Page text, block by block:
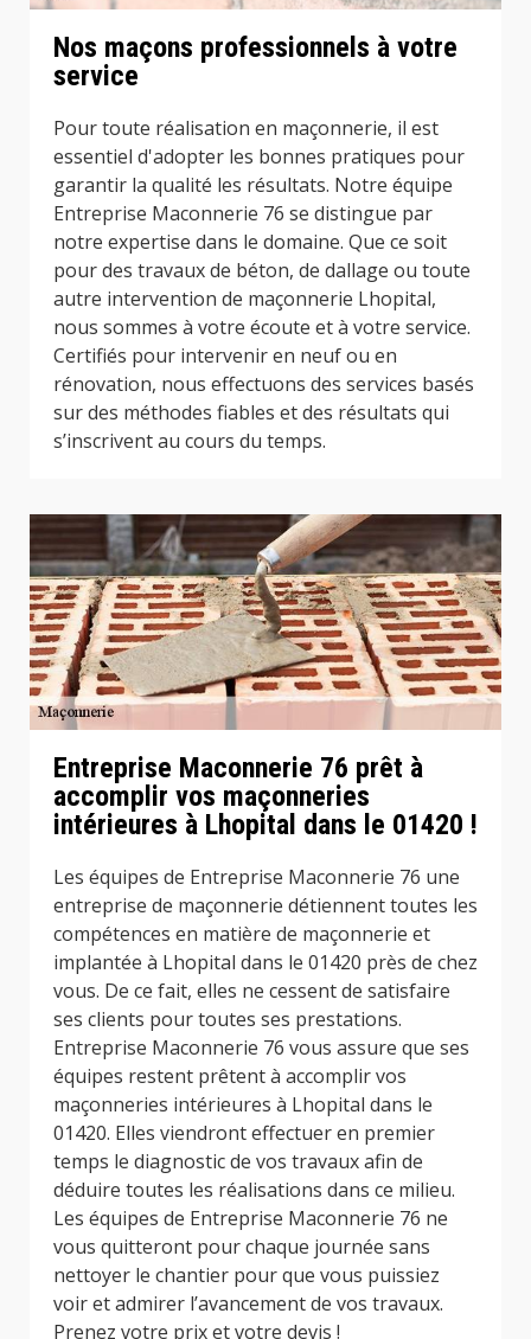
Nos maçons professionnels à votre
service
Pour toute réalisation en maçonnerie, il est
essentiel d'adopter les bonnes pratiques pour
garantir la qualité les résultats. Notre équipe
Entreprise Maconnerie 76 se distingue par
notre expertise dans le domaine. Que ce soit
pour des travaux de béton, de dallage ou toute
autre intervention de maçonnerie Lhopital,
nous sommes à votre écoute et à votre service.
Certifiés pour intervenir en neuf ou en
rénovation, nous effectuons des services basés
sur des méthodes fiables et des résultats qui
s’inscrivent au cours du temps.
Entreprise Maconnerie 76 prêt à
accomplir vos maçonneries
intérieures à Lhopital dans le 01420 !
Les équipes de Entreprise Maconnerie 76 une
entreprise de maçonnerie détiennent toutes les
compétences en matière de maçonnerie et
implantée à Lhopital dans le 01420 près de chez
vous. De ce fait, elles ne cessent de satisfaire
ses clients pour toutes ses prestations.
Entreprise Maconnerie 76 vous assure que ses
équipes restent prêtent à accomplir vos
maçonneries intérieures à Lhopital dans le
01420. Elles viendront effectuer en premier
temps le diagnostic de vos travaux afin de
déduire toutes les réalisations dans ce milieu.
Les équipes de Entreprise Maconnerie 76 ne
vous quitteront pour chaque journée sans
nettoyer le chantier pour que vous puissiez
voir et admirer l’avancement de vos travaux.
Prenez votre prix et votre devis !